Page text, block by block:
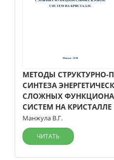
МЕТОДЫ СТРУКТУРНО-
СИНТЕЗА
СЛОЖНЫХ
СИСТЕМ НА КРИСТАЛЛЕ
Манжула В.Г.
ЧИТАТЬ